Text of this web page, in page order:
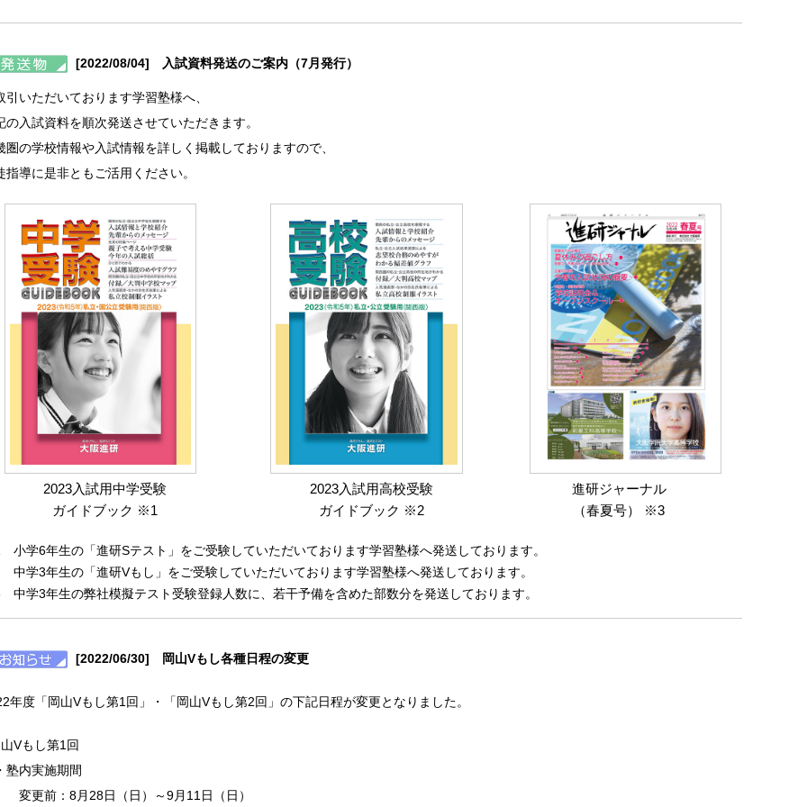
[2022/08/04] 入試資料発送のご案内（7月発行）
引いただいております学習塾様へ、
の入試資料を順次発送させていただきます。
圏の学校情報や入試情報を詳しく掲載しておりますので、
指導に是非ともご活用ください。
2023入試用中学受験
ガイドブック ※1
2023入試用高校受験
ガイドブック ※2
進研ジャーナル
（春夏号） ※3
学6年生の「進研Sテスト」をご受験していただいております学習塾様へ発送しております。
学3年生の「進研Vもし」をご受験していただいております学習塾様へ発送しております。
学3年生の弊社模擬テスト受験登録人数に、若干予備を含めた部数分を発送しております。
[2022/06/30] 岡山Vもし各種日程の変更
年度「岡山Vもし第1回」・「岡山Vもし第2回」の下記日程が変更となりました。
Vもし第1回
・塾内実施期間
変更前：8月28日（日）～9月11日（日）